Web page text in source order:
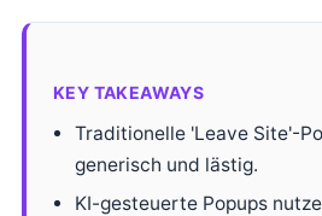
KEY TAKEAWAYS
Traditionelle 'Leave Site'-
generisch und lästig.
KI-gesteuerte Popups